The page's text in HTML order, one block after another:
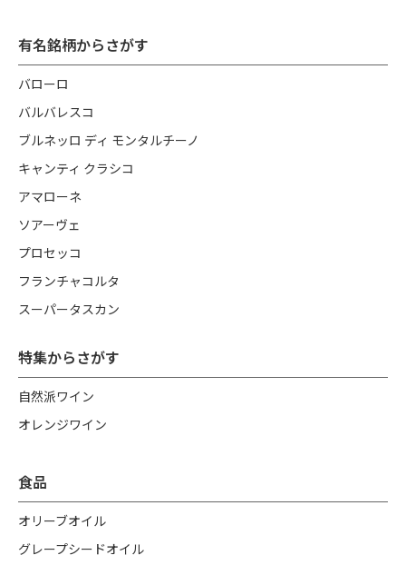
有名銘柄からさがす
バローロ
バルバレスコ
ブルネッロ ディ モンタルチーノ
キャンティ クラシコ
アマローネ
ソアーヴェ
プロセッコ
フランチャコルタ
スーパータスカン
特集からさがす
自然派ワイン
オレンジワイン
食品
オリーブオイル
グレープシードオイル